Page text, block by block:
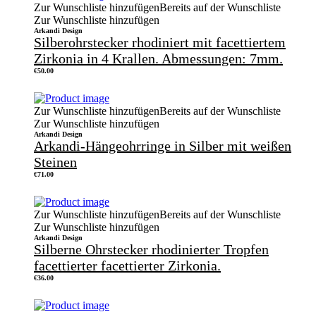
Zur Wunschliste hinzufügenBereits auf der Wunschliste
Zur Wunschliste hinzufügen
Arkandi Design
Silberohrstecker rhodiniert mit facettiertem
Zirkonia in 4 Krallen. Abmessungen: 7mm.
€50.00
Zur Wunschliste hinzufügenBereits auf der Wunschliste
Zur Wunschliste hinzufügen
Arkandi Design
Arkandi-Hängeohrringe in Silber mit weißen
Steinen
€71.00
Zur Wunschliste hinzufügenBereits auf der Wunschliste
Zur Wunschliste hinzufügen
Arkandi Design
Silberne Ohrstecker rhodinierter Tropfen
facettierter facettierter Zirkonia.
€36.00